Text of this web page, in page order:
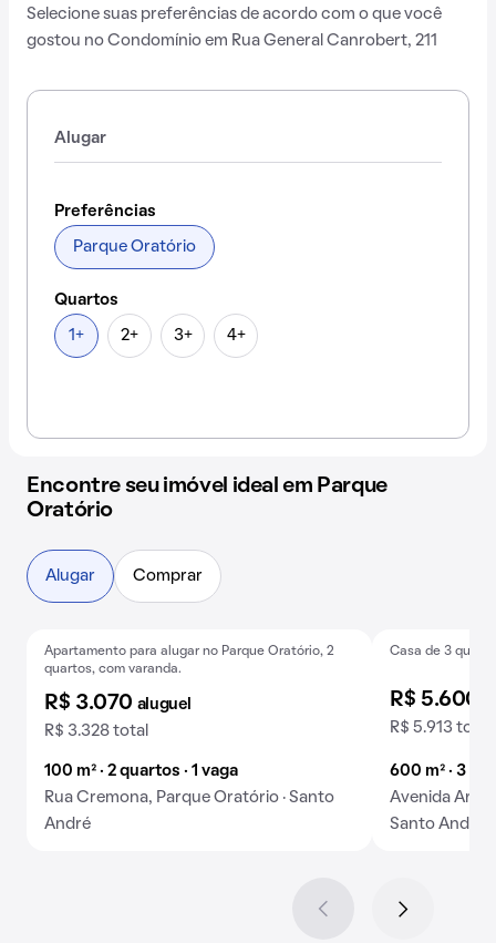
Selecione suas preferências de acordo com o que você
gostou no Condomínio em Rua General Canrobert, 211
Alugar
Preferências
Parque Oratório
Quartos
1+ 2+ 3+ 4+
Encontre seu imóvel ideal em Parque
Oratório
Exclusivo
Apartamento para alugar no Parque Oratório, 2
quartos, com varanda.
R$ 3.070 aluguel
R$ 3.328 total
100 m² · 2 quartos · 1 vaga
Rua Cremona, Parque Oratório · Santo
André
Casa de 3
R$ 5.600
R$ 5.913 total
600 m² · 3
Avenida
Santo André
Alugar Comprar